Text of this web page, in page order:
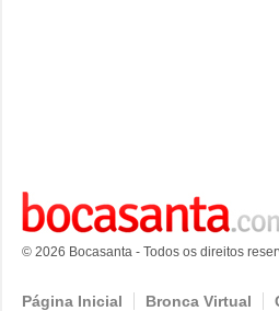
© 2026 Bocasanta - Todos os direitos
Página Inicial Bronca Virtual